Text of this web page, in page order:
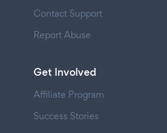
Contact Support
Report Abuse
Get Involved
Affiliate Program
Success Stories